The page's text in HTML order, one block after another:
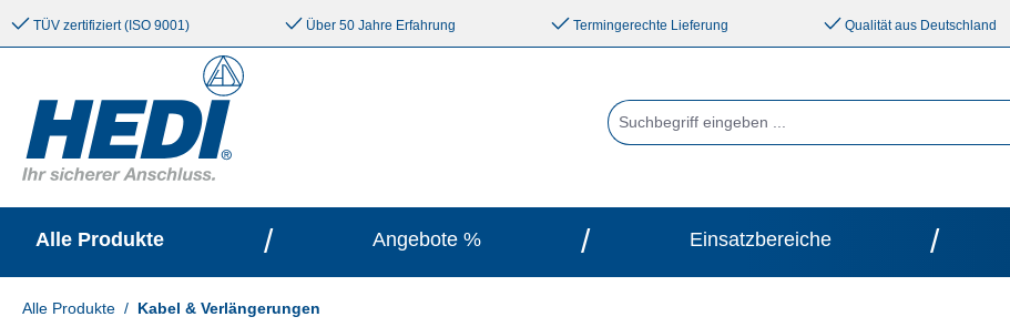
springen Zur Hauptnavigation springen
TÜV zertifiziert (ISO 9001) Über 50 Jahre Erfahrung Termingerechte Lieferung Qualität aus Deutschland
Alle Produkte / Angebote % / Einsatzbereiche /
Alle Produkte / Kabel & Verlängerungen